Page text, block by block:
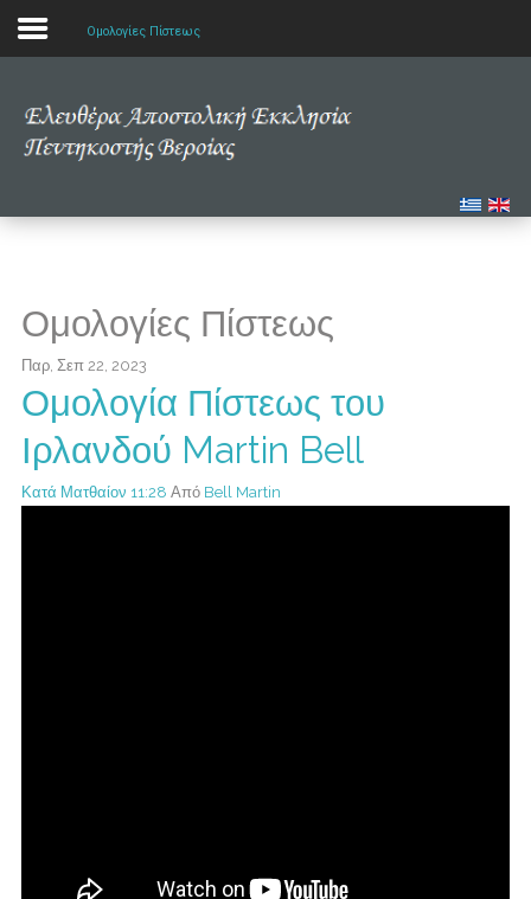
Αρχική
Μελετώντας την Αγία Γραφή
Ομολογίες Πίστεως
Ομολογίες Πίστεως
Παρ, Σεπ 22, 2023
Ομολογία Πίστεως του
Ιρλανδού Martin Bell
Κατά Ματθαίον 11:28 Από Bell Martin